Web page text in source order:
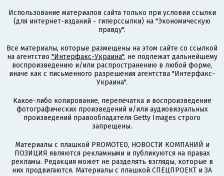
Использование материалов сайта только при условии ссылки
(для интернет-изданий - гиперссылки) на "Экономическую
правду".
Все материалы, которые размещены на этом сайте со ссылкой
на агентство "Интерфакс-Украина", не подлежат дальнейшему
воспроизведению и/или распространению в любой форме,
иначе как с письменного разрешения агентства "Интерфакс-
Украина".
Какое-либо копирование, перепечатка и воспроизведение
фотографических произведений и/или аудиовизуальных
произведений правообладателя Getty Images строго
запрещены.
Материалы с плашкой PROMOTED, НОВОСТИ КОМПАНИЙ и
ПОЗИЦИЯ являются рекламными и публикуются на правах
рекламы. Редакция может не разделять взгляды, которые в
них продвигаются. Материалы с плашкой СПЕЦПРОЕКТ и ЗА